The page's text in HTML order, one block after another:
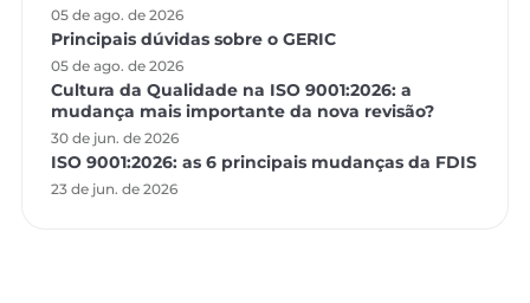
05 de ago. de 2026
Principais dúvidas sobre o GERIC
05 de ago. de 2026
Cultura da Qualidade na ISO 9001:2026: a
mudança mais importante da nova revisão?
30 de jun. de 2026
ISO 9001:2026: as 6 principais mudanças da FDIS
23 de jun. de 2026